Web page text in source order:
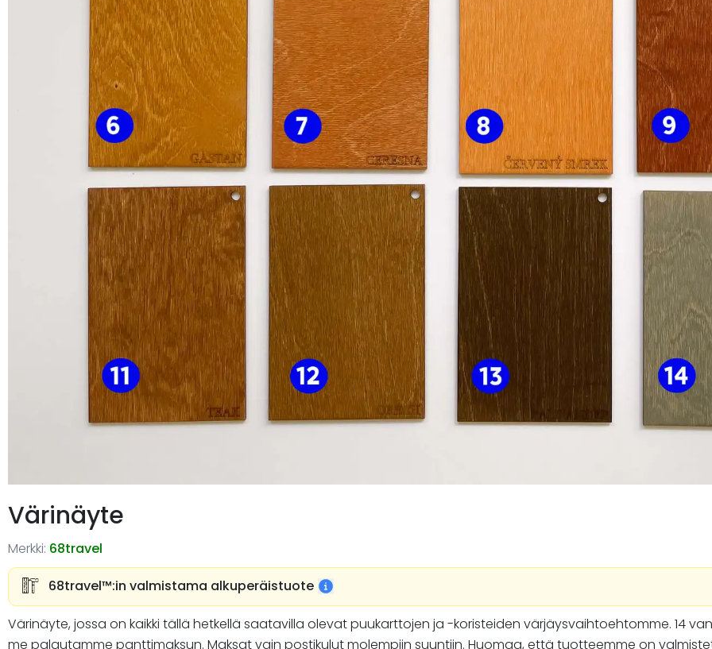
Värinäyte
Merkki: 68travel
68travel™️:in valmistama alkuperäistuote
Värinäyte, jossa on kaikki tällä hetkellä saatavilla olevat puukarttojen ja -koristeiden värjäysvaihtoehtomme. 14
me palautamme panttimaksun. Maksat vain postikulut molempiin suuntiin. Huomaa, että tuotteemme on